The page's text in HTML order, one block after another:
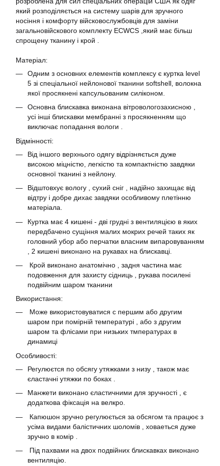
який розподіляється на систему шарів для зручного
носіння і комфорту війсковослужбовців для заміни
загальновійскового комплекту ECWCS ,який має більш
спрощену тканину і крой .
Матеріал:
Одним з основних елементів комплексу є куртка level
5 зі спеціальної нейлонової тканини softshell, волокна
якої просякнені капсульованим силіконом.
Основна блискавка виконана вітровологозахисною ,
усі інші блискавки мембранні з просякненням що
виключає попадання вологи .
Відмінності:
Від іншого верхнього одягу відрізняється дуже
високою міцністю, легкістю та компактністю завдяки
основної тканині з нейлону.
Відштовхує вологу , сухий сніг , надійно захищає від
відтру і добре дихає завдяки особливому плетінню
матеріала.
Куртка має 4 кишені - дві грудні з вентиляцією в яких
передбачено сущіння малих мокрих речей таких як
головний убор або перчатки власним випаровуванням
, 2 кишені виконано на рукавах на блискавці.
Крой виконано анатомічно , задня частина має
подовження для захисту сідниць , рукава посилені
подвійним шаром тканини
Використання:
Може використовуватися с першим або другим
шаром при помірній температурі , або з другим
шаром та флісами при низьких тмпературах в
динамиці
Особливості:
Регулюєтся по обсягу утяжками з низу , також має
єластачні утяжки по боках .
Манжети виконано єластичними для зручності , є
додаткова фіксація на велкро.
Капюшон зручно регулюється за обсягом та працює з
усіма видами балістичних шоломів , ховаеться дуже
зручно в комір .
Під пахвами на двох подвійних блискавках виконано
вентиляцію.